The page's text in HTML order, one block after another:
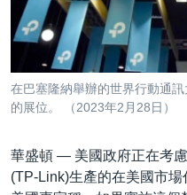
索
國際
經貿
視頻
每日視頻新聞
美國專訊
音頻
新聞音頻
國語
在巴塞隆納舉辦的世界行動通
的展位。 （2023年2月28日）
華盛頓 — 美國政府正在考
(TP-Link)生產的在美國市場